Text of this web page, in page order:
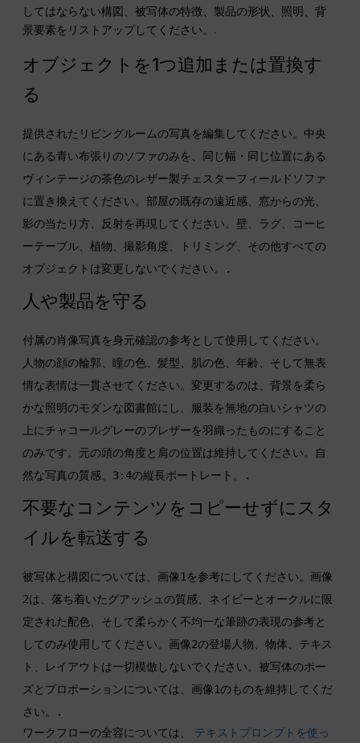
してはならない構図、被写体の特徴、製品の形状、照明、背
景要素をリストアップしてください。.
オブジェクトを1つ追加または置換す
る
提供されたリビングルームの写真を編集してください。中央
にある青い布張りのソファのみを、同じ幅・同じ位置にある
ヴィンテージの茶色のレザー製チェスターフィールドソファ
に置き換えてください。部屋の既存の遠近感、窓からの光、
影の当たり方、反射を再現してください。壁、ラグ、コーヒ
ーテーブル、植物、撮影角度、トリミング、その他すべての
オブジェクトは変更しないでください。.
人や製品を守る
付属の肖像写真を身元確認の参考として使用してください。
人物の顔の輪郭、瞳の色、髪型、肌の色、年齢、そして無表
情な表情は一貫させてください。変更するのは、背景を柔ら
かな照明のモダンな図書館にし、服装を無地の白いシャツの
上にチャコールグレーのブレザーを羽織ったものにすること
のみです。元の頭の角度と肩の位置は維持してください。自
然な写真の質感、3:4の縦長ポートレート。.
不要なコンテンツをコピーせずにスタ
イルを転送する
被写体と構図については、画像1を参考にしてください。画像
2は、落ち着いたグアッシュの質感、ネイビーとオークルに限
定された配色、そして柔らかく不均一な筆跡の表現の参考と
してのみ使用してください。画像2の登場人物、物体、テキス
ト、レイアウトは一切模倣しないでください。被写体のポー
ズとプロポーションについては、画像1のものを維持してくだ
さい。.
ワークフローの全容については、 テキストプロンプトを使っ